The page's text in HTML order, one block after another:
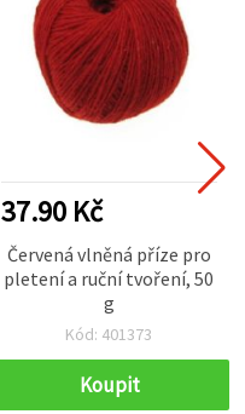
37.90 Kč
Červená vlněná příze pro
pletení a ruční tvoření, 50
g
Kód: 401373
Koupit